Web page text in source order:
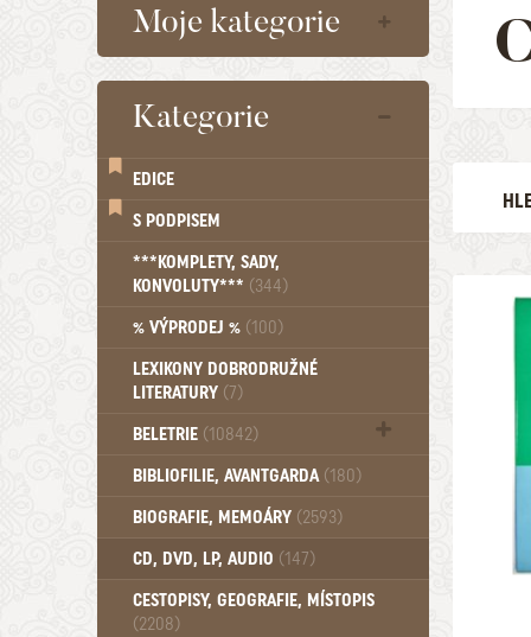
Moje kategorie
Kategorie
EDICE
S PODPISEM
***KOMPLETY, SADY,
KONVOLUTY*** (344)
% VÝPRODEJ % (100)
LEXIKONY DOBRODRUŽNÉ
LITERATURY (7)
BELETRIE (10842)
Beletrie - Historická (1388)
Beletrie - Povídky (1758)
Beletrie - Válečné romány (489)
Beletrie - Ženské a dívčí romány
(1522)
BIBLIOFILIE, AVANTGARDA (180)
BIOGRAFIE, MEMOÁRY (2593)
CD, DVD, LP, AUDIO (147)
CESTOPISY, GEOGRAFIE, MÍSTOPIS
(2208)